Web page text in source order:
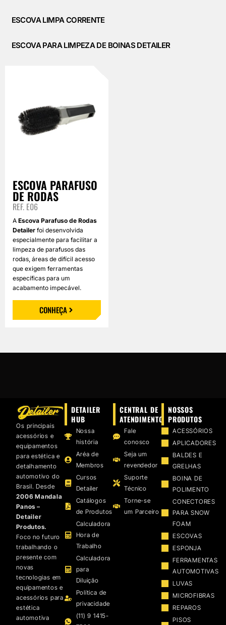
AUTOMOTIVO
ESCOVA LIMPA CORRENTE
ESCOVA PARA LIMPEZA DE BOINAS DETAILER
ESCOVA PARAFUSO
DE RODAS
REF. E06
A Escova Parafuso de Rodas
Detailer foi desenvolvida
especialmente para facilitar a
limpeza de parafusos das
rodas, áreas de difícil acesso
que exigem ferramentas
específicas para um
acabamento impecável.
CONHEÇA
Os principais
acessórios e
equipamentos
para estética e
detalhamento
automotivo do
Brasil. Desde
2006 Mandala
Panos –
Detailer
Produtos.
Foco no futuro
trabalhando o
presente com
novas
tecnologias em
equipamentos e
acessórios para
estética
automotiva
DETAILER
HUB
Nossa
história
Aréa de
Membros
Cursos
Detailer
Catálogos
de Produtos
Calculadora
Hora de
Trabalho
Calculadora
para
Diluição
Política de
privacidade
(11) 9 1415-
CENTRAL DE
ATENDIMENTO
Fale
conosco
Seja um
revendedor
Suporte
Técnico
Torne-se
um Parceiro
NOSSOS
PRODUTOS
ACESSÓRIOS
APLICADORES
BALDES E
GRELHAS
BOINA DE
POLIMENTO
CONECTORES
PARA SNOW
FOAM
ESCOVAS
ESPONJA
FERRAMENTAS
AUTOMOTIVAS
LUVAS
MICROFIBRAS
REPAROS
PISOS